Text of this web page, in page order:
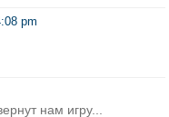
pm
нам игру...